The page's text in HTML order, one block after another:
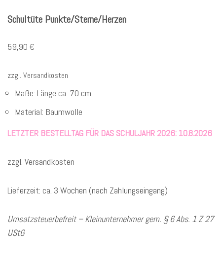
Schultüte Punkte/Sterne/Herzen
59,90 €
zzgl. Versandkosten
Maße: Länge ca. 70 cm
Material: Baumwolle
LETZTER BESTELLTAG FÜR DAS SCHULJAHR 2026: 10.8.2026
zzgl. Versandkosten
Lieferzeit: ca. 3 Wochen (nach Zahlungseingang)
Umsatzsteuerbefreit – Kleinunternehmer gem. § 6 Abs. 1 Z 27
UStG